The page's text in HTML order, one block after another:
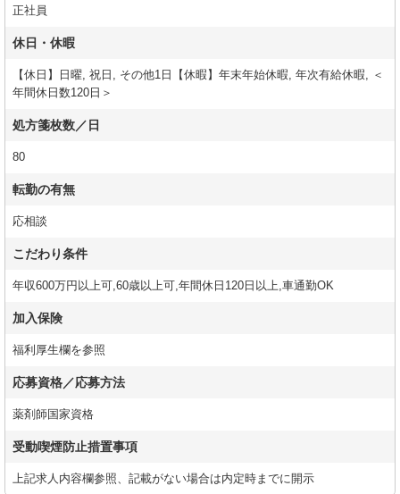
正社員
休日・休暇
【休日】日曜, 祝日, その他1日【休暇】年末年始休暇, 年次有給休暇, ＜
年間休日数120日＞
処方箋枚数／日
80
転勤の有無
応相談
こだわり条件
年収600万円以上可,60歳以上可,年間休日120日以上,車通勤OK
加入保険
福利厚生欄を参照
応募資格／応募方法
薬剤師国家資格
受動喫煙防止措置事項
上記求人内容欄参照、記載がない場合は内定時までに開示